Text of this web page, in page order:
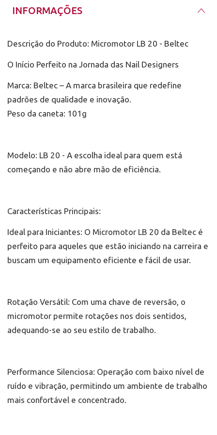
com comprimento de 1,65 m e diâmetro da caneta de
23 mm.
mm de diâmetro para melhor performance.
Atenção:
fonte da tomada para evitar qualquer risco.
Se precisar de assistência técnica ou manutenção,
contate o serviço autorizado da Beltec.
iniciar qualquer procedimento de limpeza.
Utilize um pano umedecido em álcool, evitando a
utilização de água ou outros solventes.
INFORMAÇÕES
Descrição do Produto: Micromotor LB 20 - Beltec
O Início Perfeito na Jornada das Nail Designers
Marca: Beltec – A marca brasileira que redefine
padrões de qualidade e inovação.
Peso da caneta: 101g
Modelo: LB 20 - A escolha ideal para quem está
começando e não abre mão de eficiência.
Características Principais:
Ideal para Iniciantes: O Micromotor LB 20 da Beltec é
perfeito para aqueles que estão iniciando na carreira e
buscam um equipamento eficiente e fácil de usar.
Rotação Versátil: Com uma chave de reversão, o
micromotor permite rotações nos dois sentidos,
adequando-se ao seu estilo de trabalho.
Performance Silenciosa: Operação com baixo nível de
ruído e vibração, permitindo um ambiente de trabalho
mais confortável e concentrado.